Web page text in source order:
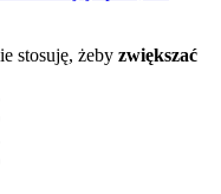
stosuję, żeby zwiększać